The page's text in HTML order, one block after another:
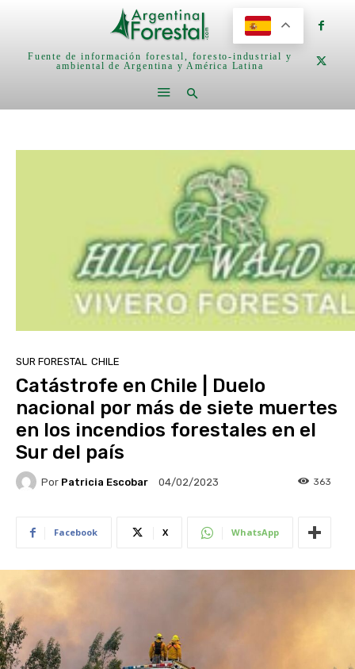
Fuente de información forestal, foresto-industrial y
ambiental de Argentina y América Latina
SUR FORESTAL CHILE
Catástrofe en Chile | Duelo
nacional por más de siete muertes
en los incendios forestales en el
Sur del país
Por Patricia Escobar 04/02/2023 363
Facebook X WhatsApp